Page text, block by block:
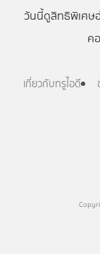
วันนี้ดูสิทธิพิเศษ
ค
เกี่ยวกับทรูไอดี